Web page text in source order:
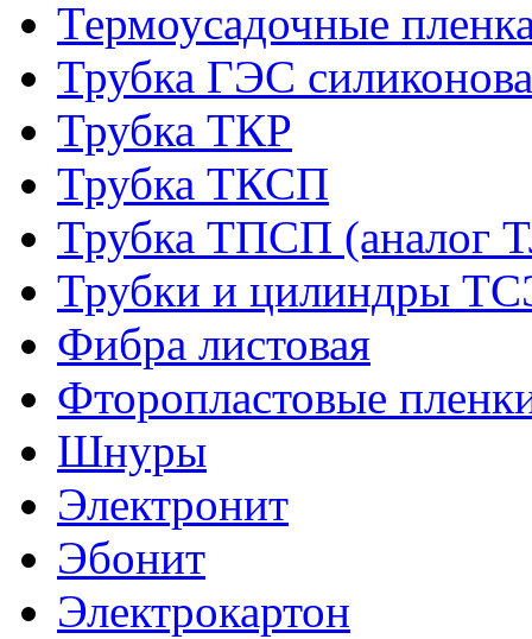
Термоусадочные
Трубка ГЭС
Трубка ТКР
Трубка ТКСП
Трубка ТПСП (аналог
Трубки и цилиндры
Фибра листовая
Фторопластовые
Шнуры
Электронит
Эбонит
Электрокартон